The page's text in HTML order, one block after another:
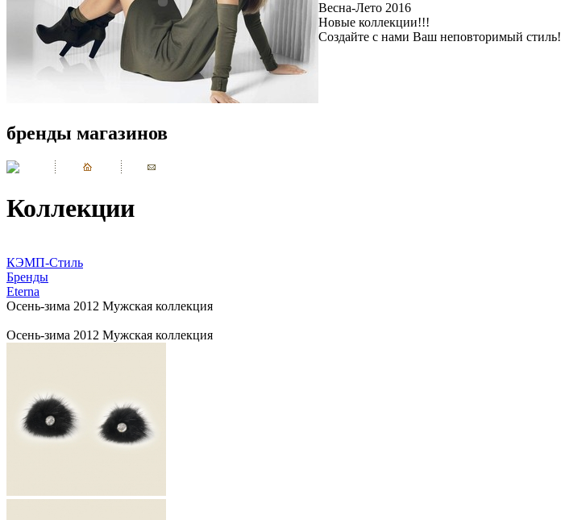
Весна-Лето 2016
Новые коллекции!!!
Создайте с нами Ваш неповторимый стиль!
бренды магазинов
Коллекции
КЭМП-Стиль
Бренды
Eterna
Осень-зима 2012 Мужская коллекция
Осень-зима 2012 Мужская коллекция